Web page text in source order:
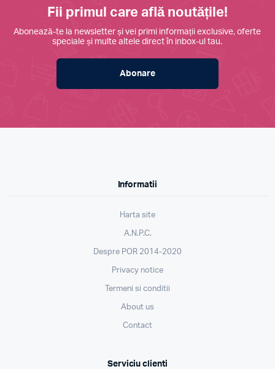
Fii primul care află noutățile!
Abonează-te la newsletter și vei primi informații exclusive, oferte
speciale și multe altele direct în inbox-ul tau.
Abonare
Informatii
Harta site
A.N.P.C.
Despre POR 2014-2020
Privacy notice
Termeni si conditii
About us
Contact
Serviciu clienti